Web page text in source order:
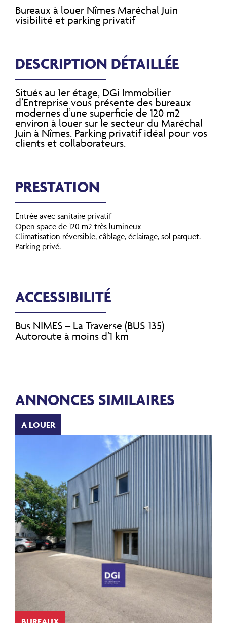
Bureaux à louer Nîmes Maréchal Juin
visibilité et parking privatif
DESCRIPTION DÉTAILLÉE
Situés au 1er étage, DGi Immobilier
d’Entreprise vous présente des bureaux
modernes d’une superficie de 120 m2
environ à louer sur le secteur du Maréchal
Juin à Nîmes. Parking privatif idéal pour vos
clients et collaborateurs.
PRESTATION
Entrée avec sanitaire privatif
Open space de 120 m2 très lumineux
Climatisation réversible, câblage, éclairage, sol parquet.
Parking privé.
ACCESSIBILITÉ
Bus NIMES – La Traverse (BUS-135)
Autoroute à moins d’1 km
ANNONCES SIMILAIRES
A LOUER